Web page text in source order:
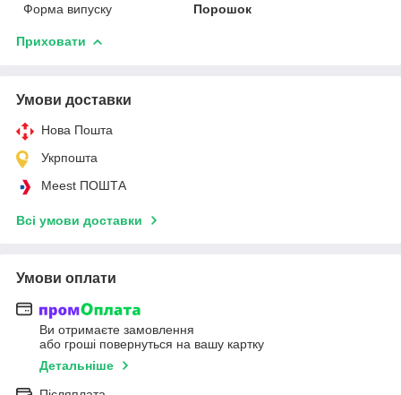
Форма випуску
Порошок
Приховати
Умови доставки
Нова Пошта
Укрпошта
Meest ПОШТА
Всі умови доставки
Умови оплати
Ви отримаєте замовлення
або гроші повернуться на вашу картку
Детальніше